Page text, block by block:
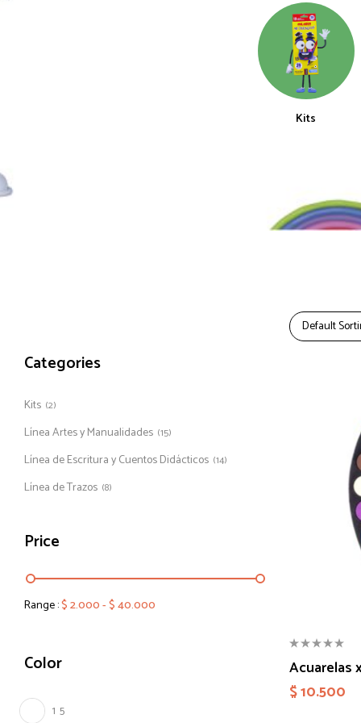
Kits
Categories
Kits (2)
Línea Artes y Manualidades (15)
Línea de Escritura y Cuentos Didácticos (14)
Línea de Trazos (8)
Price
Range :$2.000-$40.000
Color
1 5
Default
Acuarelas
$10.500